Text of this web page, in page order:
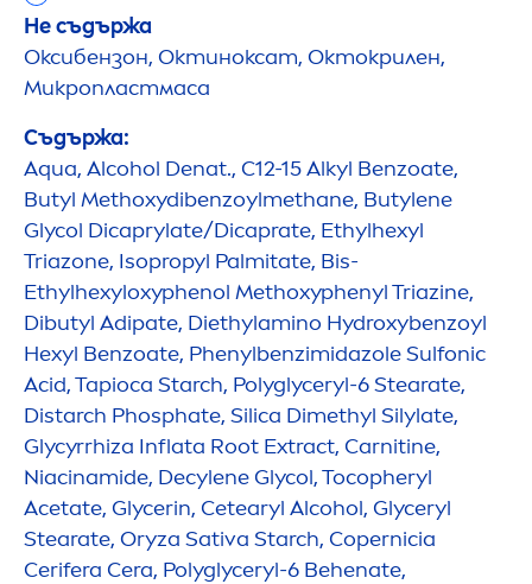
Не съдържа
Оксибензон, Октиноксат, Октокрилен,
Микропластмаса
Съдържа:
Aqua, Alcohol Denat., C12-15 Alkyl Benzoate,
Butyl Methoxydibenzoylmethane, Butylene
Glycol Dicaprylate/Dicaprate, Ethylhexyl
Triazone, Isopropyl Palmitate, Bis-
Ethylhexyloxyphenol Methoxyphenyl Triazine,
Dibutyl Adipate, Diethylamino Hydroxybenzoyl
Hexyl Benzoate, Phenylbenzimidazole Sulfonic
Acid, Tapioca Starch, Polyglyceryl-6 Stearate,
Distarch Phosphate, Silica Dimethyl Silylate,
Glycyrrhiza Inflata Root Extract, Carnitine,
Niacinamide, Decylene Glycol, Tocopheryl
Acetate, Glycerin, Cetearyl Alcohol, Glyceryl
Stearate, Oryza Sativa Starch, Copernicia
Cerifera Cera, Polyglyceryl-6 Behenate,